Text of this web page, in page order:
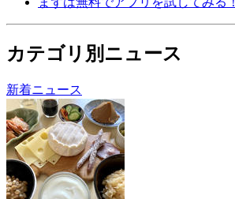
カテゴリ別ニュース
新着ニュース